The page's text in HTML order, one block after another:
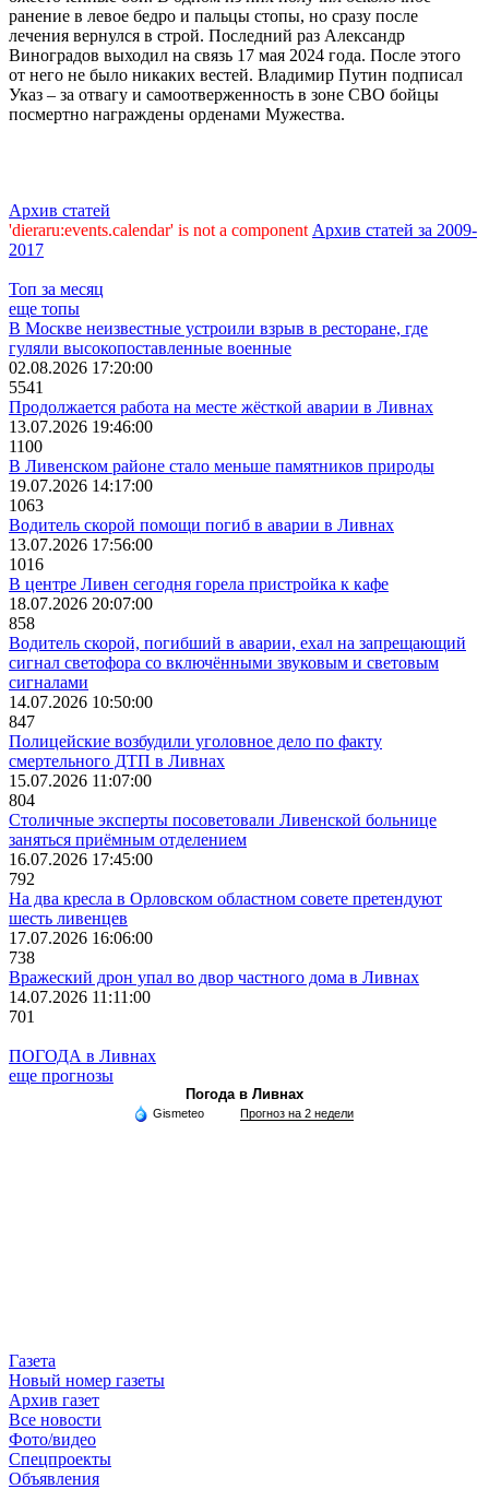
ранение в левое бедро и пальцы стопы, но сразу после
лечения вернулся в строй. Последний раз Александр
Виноградов выходил на связь 17 мая 2024 года. После этого
от него не было никаких вестей. Владимир Путин подписал
Указ – за отвагу и самоотверженность в зоне СВО бойцы
посмертно награждены орденами Мужества.
Архив статей
'dieraru:events.calendar' is not a component Архив статей за 2009-
2017
Топ за месяц
еще топы
В Москве неизвестные устроили взрыв в ресторане, где
гуляли высокопоставленные военные
02.08.2026 17:20:00
5541
Продолжается работа на месте жёсткой аварии в Ливнах
13.07.2026 19:46:00
1100
В Ливенском районе стало меньше памятников природы
19.07.2026 14:17:00
1063
Водитель скорой помощи погиб в аварии в Ливнах
13.07.2026 17:56:00
1016
В центре Ливен сегодня горела пристройка к кафе
18.07.2026 20:07:00
858
Водитель скорой, погибший в аварии, ехал на запрещающий
сигнал светофора со включёнными звуковым и световым
сигналами
14.07.2026 10:50:00
847
Полицейские возбудили уголовное дело по факту
смертельного ДТП в Ливнах
15.07.2026 11:07:00
804
Столичные эксперты посоветовали Ливенской больнице
заняться приёмным отделением
16.07.2026 17:45:00
792
На два кресла в Орловском областном совете претендуют
шесть ливенцев
17.07.2026 16:06:00
738
Вражеский дрон упал во двор частного дома в Ливнах
14.07.2026 11:11:00
701
ПОГОДА в Ливнах
еще прогнозы
Погода в Ливнах
Gismeteo Прогноз на 2 недели
Газета
Новый номер газеты
Архив газет
Все новости
Фото/видео
Спецпроекты
Объявления